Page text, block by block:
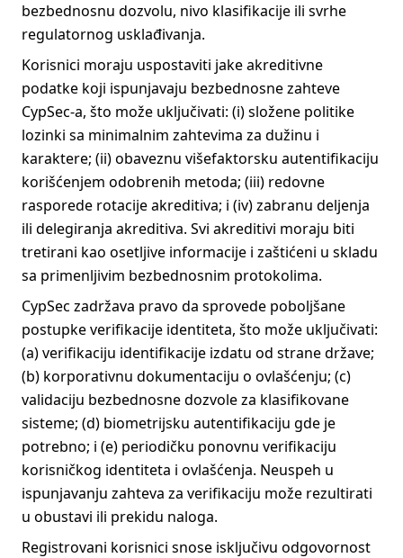
bezbednosnu dozvolu, nivo klasifikacije ili svrhe
regulatornog usklađivanja.
Korisnici moraju uspostaviti jake akreditivne
podatke koji ispunjavaju bezbednosne zahteve
CypSec-a, što može uključivati: (i) složene politike
lozinki sa minimalnim zahtevima za dužinu i
karaktere; (ii) obaveznu višefaktorsku autentifikaciju
korišćenjem odobrenih metoda; (iii) redovne
rasporede rotacije akreditiva; i (iv) zabranu deljenja
ili delegiranja akreditiva. Svi akreditivi moraju biti
tretirani kao osetljive informacije i zaštićeni u skladu
sa primenljivim bezbednosnim protokolima.
CypSec zadržava pravo da sprovede poboljšane
postupke verifikacije identiteta, što može uključivati:
(a) verifikaciju identifikacije izdatu od strane države;
(b) korporativnu dokumentaciju o ovlašćenju; (c)
validaciju bezbednosne dozvole za klasifikovane
sisteme; (d) biometrijsku autentifikaciju gde je
potrebno; i (e) periodičku ponovnu verifikaciju
korisničkog identiteta i ovlašćenja. Neuspeh u
ispunjavanju zahteva za verifikaciju može rezultirati
u obustavi ili prekidu naloga.
Registrovani korisnici snose isključivu odgovornost